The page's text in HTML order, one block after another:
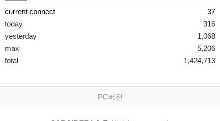
current connect
37
today
316
yesterday
1,068
max
5,206
total
1,424,713
PC버전